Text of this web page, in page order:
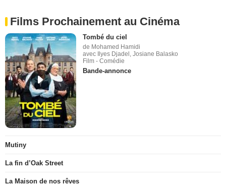
Films Prochainement au Cinéma
Tombé du ciel
de Mohamed Hamidi
avec Ilyes Djadel, Josiane Balasko
Film - Comédie
Bande-annonce
Mutiny
La fin d’Oak Street
La Maison de nos rêves